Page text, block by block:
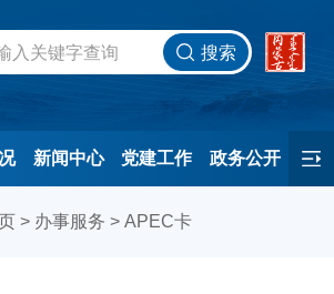
搜索
新闻中心 党建工作 政务公开
港澳事务 互动交流
> 办事服务 > APEC卡